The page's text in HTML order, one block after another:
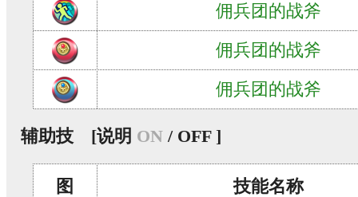
佣兵团的战斧
佣兵团的战斧
佣兵团的战斧
辅助技 [说明 ON / OFF ]
图 技能名称